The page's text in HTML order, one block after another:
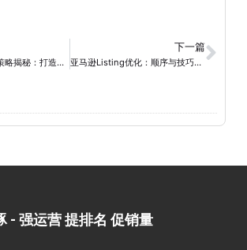
亚马逊新品推广策略揭秘：打造成功的新品推广步骤
下一篇
亚马逊Listing优化：顺序与技巧揭秘，打造高效埋词策略
- 强运营 提排名 促销量​